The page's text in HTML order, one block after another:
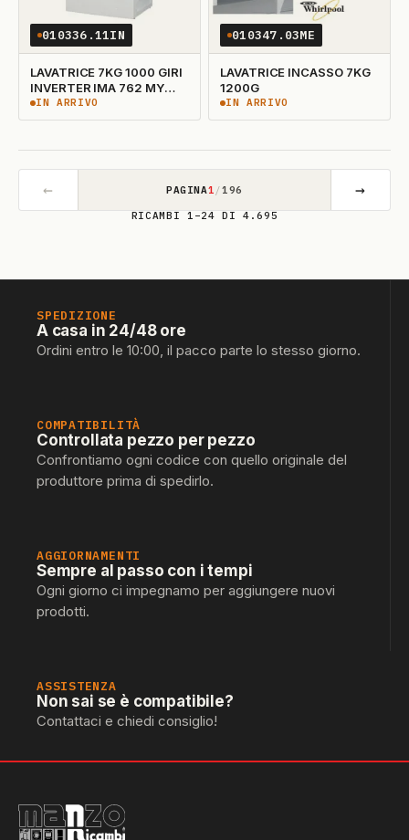
010336.11IN
LAVATRICE 7KG 1000 GIRI
INVERTER IMA 762 MY
TIME IT
IN ARRIVO
IN ARRIVO
010347.03ME
LAVATRICE INCASSO 7KG
1200G
IN ARRIVO
IN ARRIVO
← PAGINA1 /196 →
RICAMBI 1–24 DI 4.695
SPEDIZIONE
A casa in 24/48 ore
Ordini entro le 10:00, il pacco parte lo stesso giorno.
COMPATIBILITÀ
Controllata pezzo per pezzo
Confrontiamo ogni codice con quello originale del
produttore prima di spedirlo.
AGGIORNAMENTI
Sempre al passo con i tempi
Ogni giorno ci impegnamo per aggiungere nuovi
prodotti.
ASSISTENZA
Non sai se è compatibile?
Contattaci e chiedi consiglio!